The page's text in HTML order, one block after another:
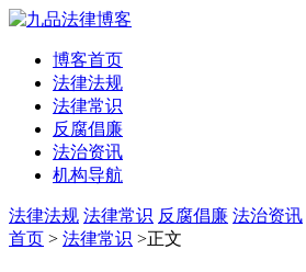
博客首页
法律法规
法律常识
反腐倡廉
法治资讯
机构导航
法律法规 法律常识 反腐倡廉 法治资讯
首页 > 法律常识 >正文